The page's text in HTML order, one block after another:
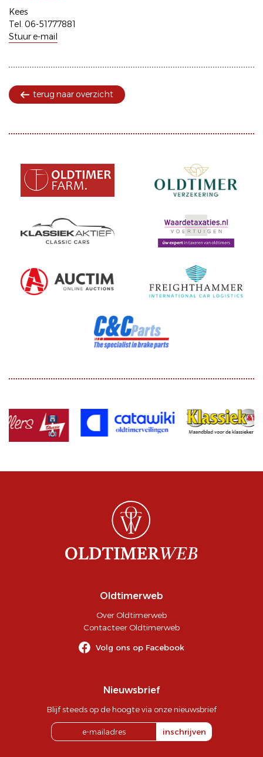
Kees
Tel. 06-51777881
Stuur e-mail
terug naar overzicht
Oldtimerweb
Over Oldtimerweb
Contacteer Oldtimerweb
Volg ons op Facebook
Nieuwsbrief
Blijf steeds op de hoogte via onze nieuwsbrief
inschrijven